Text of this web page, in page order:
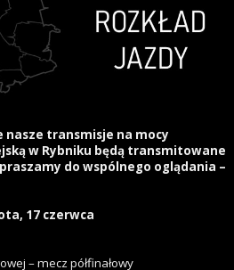
nasze transmisje na mocy
w Rybniku będą transmitowane
do wspólnego oglądania –
17 czerwca
– mecz półfinałowy